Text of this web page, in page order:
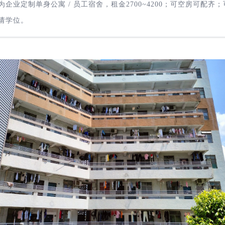
企业定制单身公寓 / 员工宿舍，租金2700~4200；可空房可配齐；
学位。